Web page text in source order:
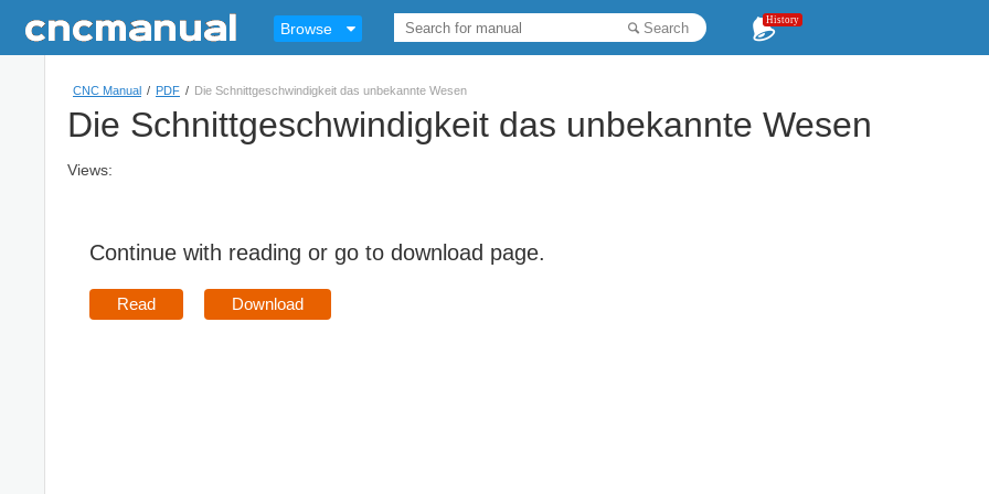
Browse Search History
CNC Manual / PDF / Die Schnittgeschwindigkeit das unbekannte Wesen
Die Schnittgeschwindigkeit das unbekannte Wesen
Views:
Continue with reading or go to download page.
Read Download